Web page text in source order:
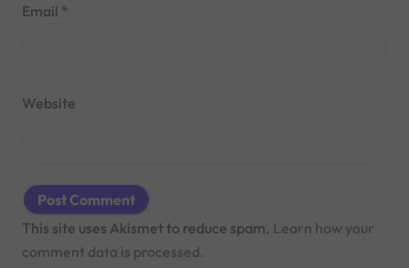
Email *
Website
This site uses Akismet to reduce spam. Learn how your
comment data is processed.